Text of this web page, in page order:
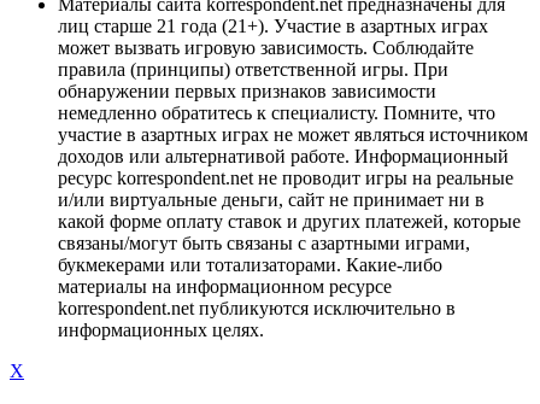
лиц старше 21 года (21+). Участие в азартных играх
может вызвать игровую зависимость. Соблюдайте
правила (принципы) ответственной игры. При
обнаружении первых признаков зависимости
немедленно обратитесь к специалисту. Помните, что
участие в азартных играх не может являться источником
доходов или альтернативой работе. Информационный
ресурс korrespondent.net не проводит игры на реальные
и/или виртуальные деньги, сайт не принимает ни в
какой форме оплату ставок и других платежей, которые
связаны/могут быть связаны с азартными играми,
букмекерами или тотализаторами. Какие-либо
материалы на информационном ресурсе
korrespondent.net публикуются исключительно в
информационных целях.
X